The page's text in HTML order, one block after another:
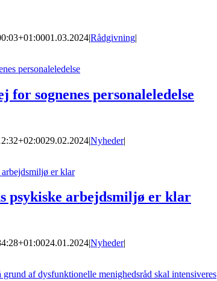
01.03.2024|Rådgivning|
personaleledelse
sognenes personaleledelse
29.02.2024|Nyheder|
er klar
psykiske arbejdsmiljø er klar
24.01.2024|Nyheder|
af dysfunktionelle menighedsråd skal intensiveres